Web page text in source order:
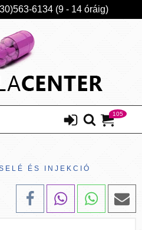
6134 (9 - 14 óráig)
105
ÉS INJEKCIÓ